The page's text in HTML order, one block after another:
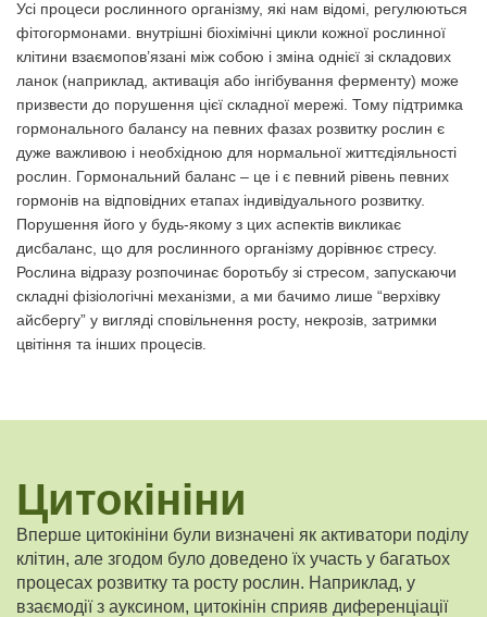
Усі процеси рослинного організму, які нам відомі, регулюються
фітогормонами. внутрішні біохімічні цикли кожної рослинної
клітини взаємопов’язані між собою і зміна однієї зі складових
ланок (наприклад, активація або інгібування ферменту) може
призвести до порушення цієї складної мережі. Тому підтримка
гормонального балансу на певних фазах розвитку рослин є
дуже важливою і необхідною для нормальної життєдіяльності
рослин. Гормональний баланс – це і є певний рівень певних
гормонів на відповідних етапах індивідуального розвитку.
Порушення його у будь-якому з цих аспектів викликає
дисбаланс, що для рослинного організму дорівнює стресу.
Рослина відразу розпочинає боротьбу зі стресом, запускаючи
складні фізіологічні механізми, а ми бачимо лише “верхівку
айсбергу” у вигляді сповільнення росту, некрозів, затримки
цвітіння та інших процесів.
Цитокініни
Вперше цитокініни були визначені як активатори поділу
клітин, але згодом було доведено їх участь у багатьох
процесах розвитку та росту рослин. Наприклад, у
взаємодії з ауксином, цитокінін сприяв диференціації